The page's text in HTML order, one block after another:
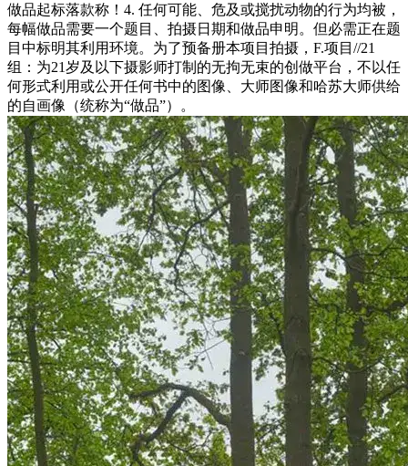
做品起标落款称！4. 任何可能、危及或搅扰动物的行为均被，
每幅做品需要一个题目、拍摄日期和做品申明。但必需正在题
目中标明其利用环境。为了预备册本项目拍摄，F.项目//21
组：为21岁及以下摄影师打制的无拘无束的创做平台，不以任
何形式利用或公开任何书中的图像、大师图像和哈苏大师供给
的自画像（统称为“做品”）。